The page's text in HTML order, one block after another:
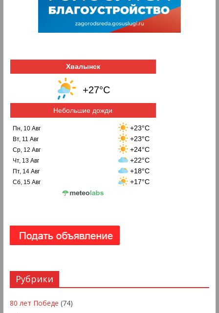
Хвалынск
+27°C
Небольшие дожди
Пн, 10 Авг +23°C
Вт, 11 Авг +23°C
Ср, 12 Авг +24°C
Чт, 13 Авг +22°C
Пт, 14 Авг +18°C
Сб, 15 Авг +17°C
Рубрики
80 лет Победе (74)